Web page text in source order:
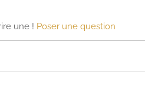
une ! Poser une question